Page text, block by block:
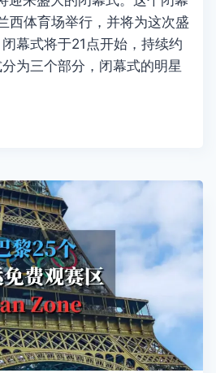
西体育场举行，并将为这次盛
幕式将于21点开始，持续约
为三个部分，闭幕式的明星